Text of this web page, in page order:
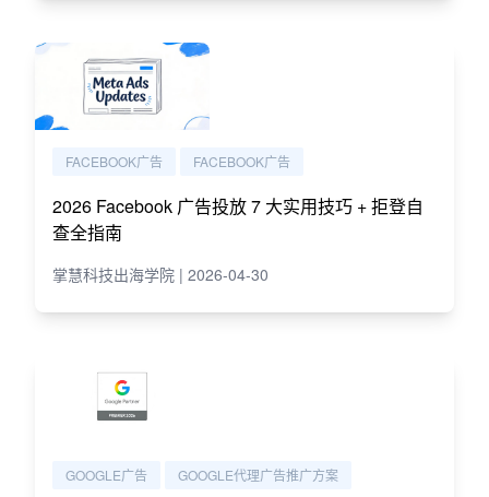
FACEBOOK广告 FACEBOOK广告
2026 Facebook 广告投放 7 大实用技巧 + 拒登自
查全指南
掌慧科技出海学院 | 2026-04-30
GOOGLE广告 GOOGLE代理广告推广方案